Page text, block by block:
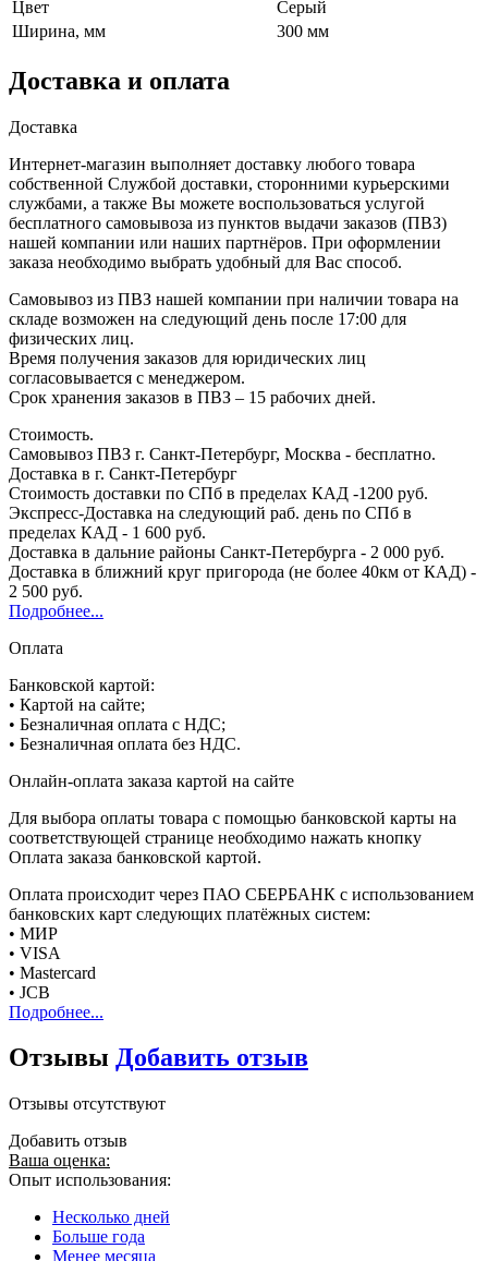
Цвет
Серый
Ширина, мм
300 мм
Доставка и оплата
Доставка
Интернет-магазин выполняет доставку любого товара
собственной Службой доставки, сторонними курьерскими
службами, а также Вы можете воспользоваться услугой
бесплатного самовывоза из пунктов выдачи заказов (ПВЗ)
нашей компании или наших партнёров. При оформлении
заказа необходимо выбрать удобный для Вас способ.
Самовывоз из ПВЗ нашей компании при наличии товара на
складе возможен на следующий день после 17:00 для
физических лиц.
Время получения заказов для юридических лиц
согласовывается с менеджером.
Срок хранения заказов в ПВЗ – 15 рабочих дней.
Стоимость.
Самовывоз ПВЗ г. Санкт-Петербург, Москва - бесплатно.
Доставка в г. Санкт-Петербург
Стоимость доставки по СПб в пределах КАД -1200 руб.
Экспресс-Доставка на следующий раб. день по СПб в
пределах КАД - 1 600 руб.
Доставка в дальние районы Санкт-Петербурга - 2 000 руб.
Доставка в ближний круг пригорода (не более 40км от КАД) -
2 500 руб.
Подробнее...
Оплата
Банковской картой:
• Картой на сайте;
• Безналичная оплата с НДС;
• Безналичная оплата без НДС.
Онлайн-оплата заказа картой на сайте
Для выбора оплаты товара с помощью банковской карты на
соответствующей странице необходимо нажать кнопку
Оплата заказа банковской картой.
Оплата происходит через ПАО СБЕРБАНК с использованием
банковских карт следующих платёжных систем:
• МИР
• VISA
• Mastercard
• JCB
Подробнее...
Отзывы Добавить отзыв
Отзывы отсутствуют
Добавить отзыв
Ваша оценка:
Опыт использования:
Несколько дней
Больше года
Менее месяца